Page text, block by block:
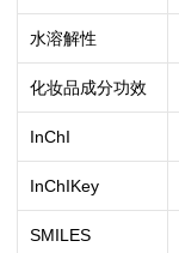
水溶解性
化妆品成分功效
InChI
InChIKey
SMILES